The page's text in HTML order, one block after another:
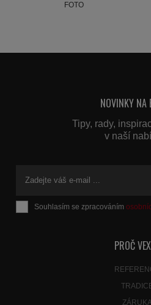
FOTO
NOVINKY NA
Tipy, rady,
v naší
Souhlasím se zpracováním
PROČ
ZÁRUKA